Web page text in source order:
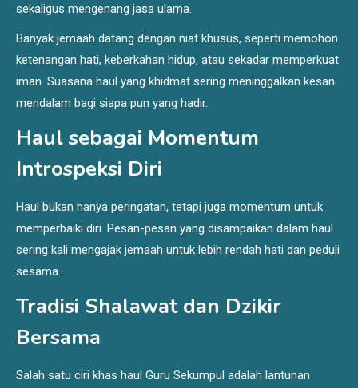
sekaligus mengenang jasa ulama.
Banyak jemaah datang dengan niat khusus, seperti memohon
ketenangan hati, keberkahan hidup, atau sekadar memperkuat
iman. Suasana haul yang khidmat sering meninggalkan kesan
mendalam bagi siapa pun yang hadir.
Haul sebagai Momentum
Introspeksi Diri
Haul bukan hanya peringatan, tetapi juga momentum untuk
memperbaiki diri. Pesan-pesan yang disampaikan dalam haul
sering kali mengajak jemaah untuk lebih rendah hati dan peduli
sesama.
Tradisi Shalawat dan Dzikir
Bersama
Salah satu ciri khas haul Guru Sekumpul adalah lantunan